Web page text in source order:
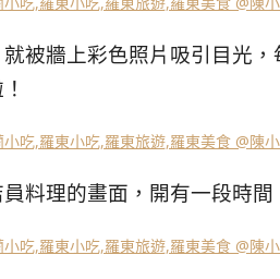
就被牆上彩色照片吸引目光
料理的畫面，開有一段時間